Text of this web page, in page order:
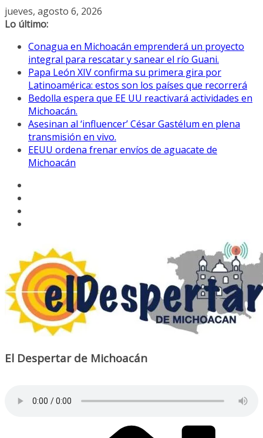
Saltar
al
jueves, agosto 6, 2026
Lo último:
Conagua en Michoacán emprenderá un proyecto
integral para rescatar y sanear el río Guani.
Papa León XIV confirma su primera gira por
Latinoamérica: estos son los países que recorrerá
Bedolla espera que EE UU reactivará actividades en
Michoacán.
Asesinan al ‘influencer’ César Gastélum en plena
transmisión en vivo.
EEUU ordena frenar envíos de aguacate de
Michoacán
El Despertar de Michoacán